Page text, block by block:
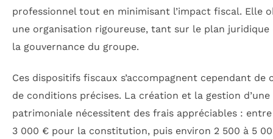
professionnel tout en minimisant l’impact fiscal. Elle
une organisation rigoureuse, tant sur le plan juridique
la gouvernance du groupe.
Ces dispositifs fiscaux s’accompagnent cependant de
de conditions précises. La création et la gestion
patrimoniale nécessitent des frais appréciables : entre
3 000 € pour la constitution, puis environ 2 500 à 5